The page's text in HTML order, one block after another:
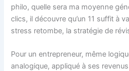
philo, quelle sera ma moyenne
clics, il découvre qu’un 11 suffit à
stress retombe, la stratégie de
Pour un entrepreneur, même
analogique, appliqué à ses